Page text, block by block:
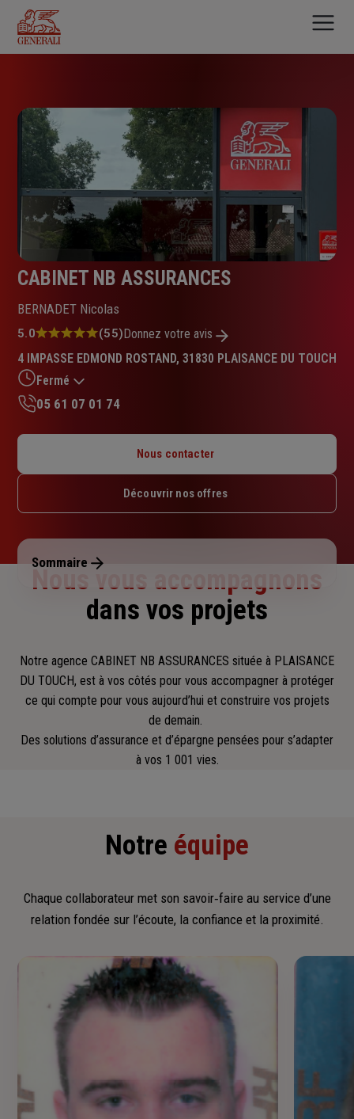
contenu
principal
CABINET NB ASSURANCES
BERNADET Nicolas
Note
5.0
sur
5
étoiles
5.0 (55)Donnez votre avis
4 IMPASSE EDMOND ROSTAND, 31830 PLAISANCE DU TOUCH
Fermé
Mardi : 09h – 12h / 14h – 17h
Jeudi : 09h – 12h / 14h – 17h
Dimanche : Fermé
05 61 07 01 74
Nous contacter
Découvrir nos offres
Sommaire
Nous vous accompagnons
dans vos projets
Notre agence CABINET NB ASSURANCES située à PLAISANCE
DU TOUCH, est à vos côtés pour vous accompagner à protéger
ce qui compte pour vous aujourd’hui et construire vos projets
de demain.
Des solutions d’assurance et d’épargne pensées pour s’adapter
à vos 1 001 vies.
Notre équipe
Chaque collaborateur met son savoir‑faire au service d’une
relation fondée sur l’écoute, la confiance et la proximité.